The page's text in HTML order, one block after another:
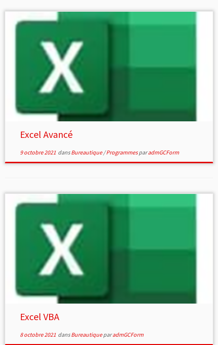
Excel Avancé
9 octobre 2021dansBureautique/ProgrammesparadmGCForm
Excel VBA
8 octobre 2021dansBureautiqueparadmGCForm